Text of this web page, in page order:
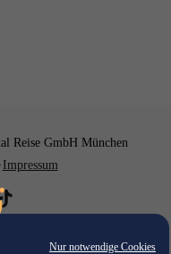
Nur notwendige Cookies
Reise GmbH München
Impressum